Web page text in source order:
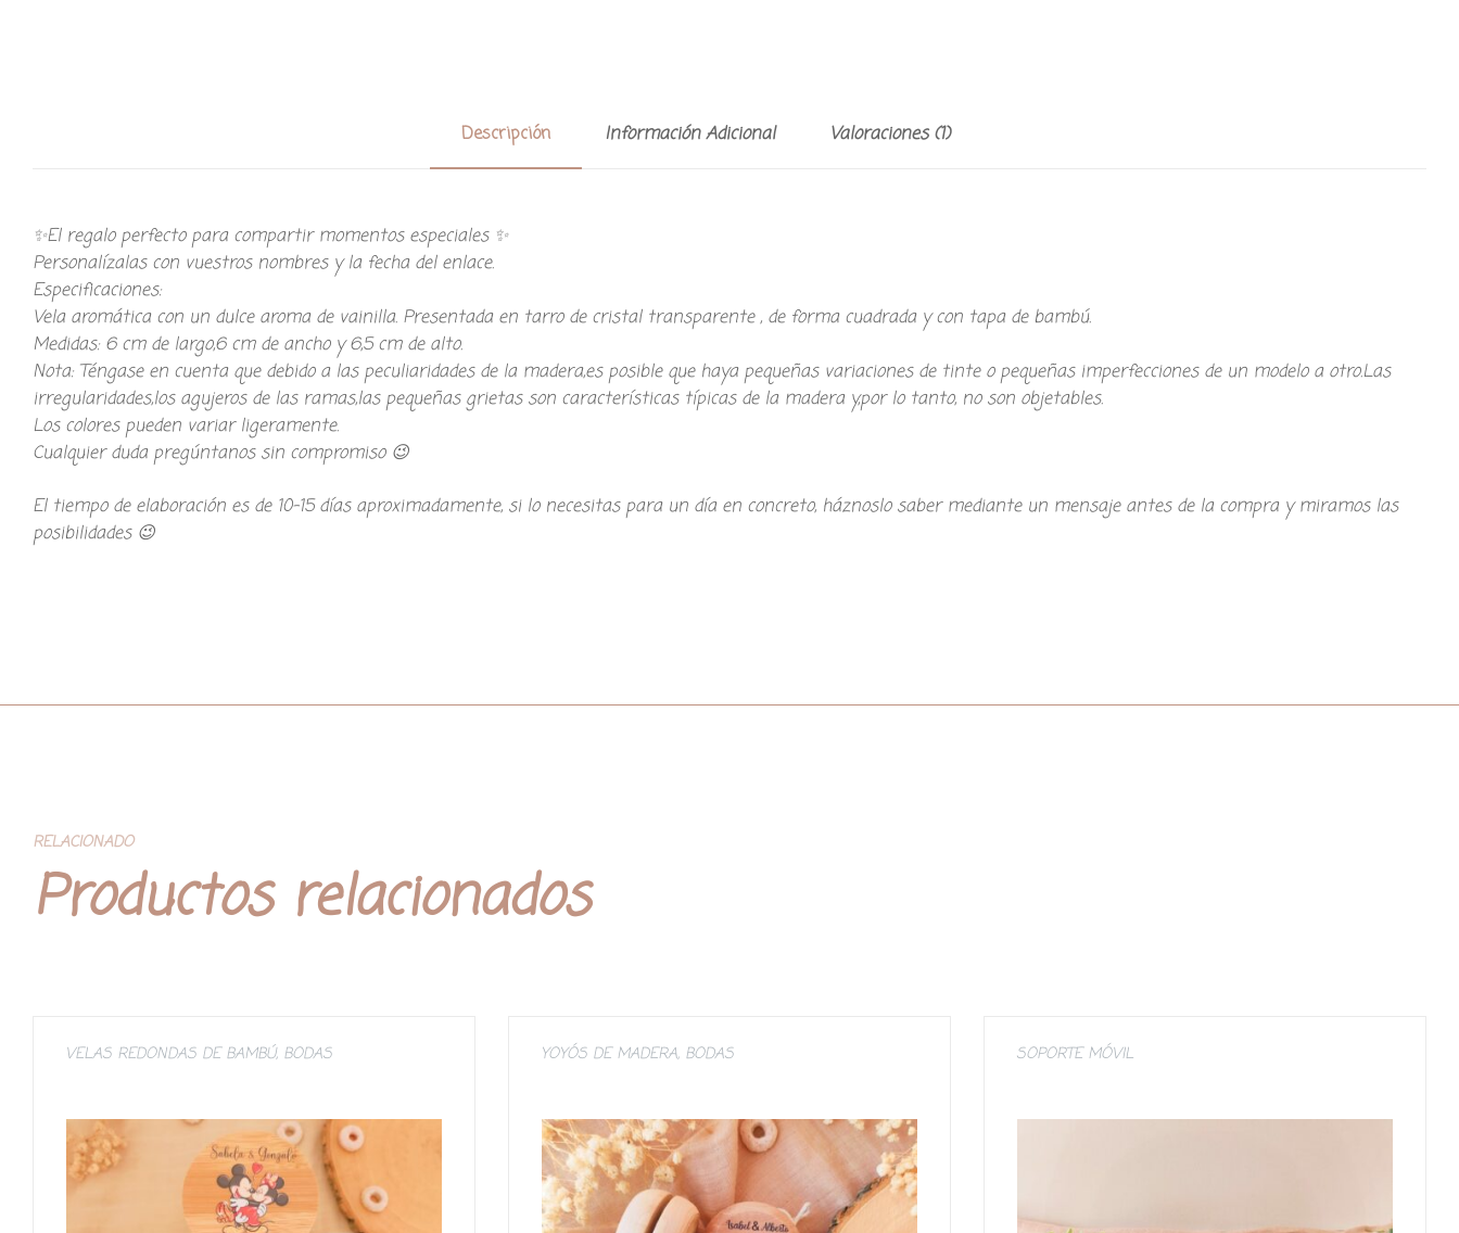
Descripción Información Adicional Valoraciones (1)
✨El regalo perfecto para compartir momentos especiales ✨
Personalízalas con vuestros nombres y la fecha del enlace.
Especificaciones:
Vela aromática con un dulce aroma de vainilla. Presentada en tarro de cristal transparente , de forma cuadrada y con tapa de bambú.
Medidas: 6 cm de largo,6 cm de ancho y 6,5 cm de alto.
Nota: Téngase en cuenta que debido a las peculiaridades de la madera,es posible que haya pequeñas variaciones de tinte o pequeñas imperfecciones de un modelo a otro.Las
irregularidades,los agujeros de las ramas,las pequeñas grietas son características típicas de la madera y,por lo tanto, no son objetables.
Los colores pueden variar ligeramente.
Cualquier duda pregúntanos sin compromiso 😉
El tiempo de elaboración es de 10-15 días aproximadamente, si lo necesitas para un día en concreto, háznoslo saber mediante un mensaje antes de la compra y miramos las
posibilidades 😉
RELACIONADO
Productos relacionados
VELAS REDONDAS DE BAMBÚ, BODAS YOYÓS DE MADERA, BODAS SOPORTE MÓVIL